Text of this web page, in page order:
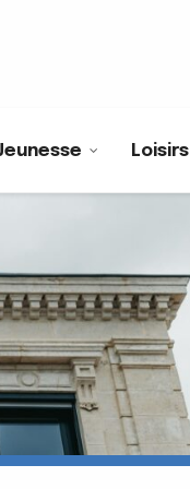
Loisirs